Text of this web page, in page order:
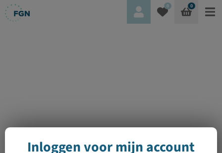
0 0
Inloggen voor mijn account